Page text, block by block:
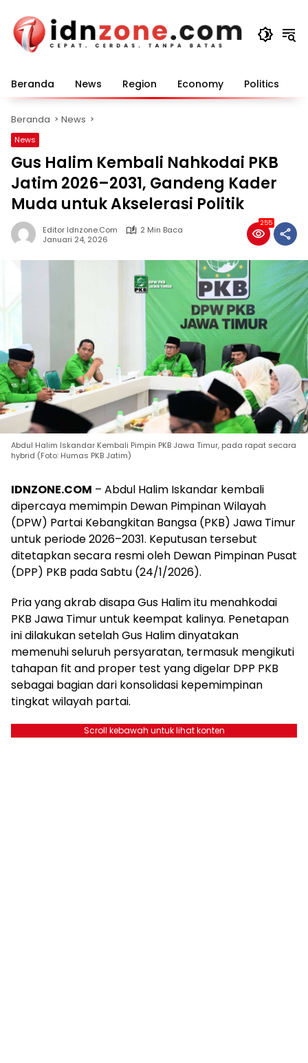
konten
Beranda News Region Economy Politics
Beranda News
News
Gus Halim Kembali Nahkodai PKB
Jatim 2026–2031, Gandeng Kader
Muda untuk Akselerasi Politik
Editor Idnzone.com
2 Min Baca
Januari 24, 2026
255
Abdul Halim Iskandar Kembali Pimpin PKB Jawa Timur, pada rapat secara
hybrid (Foto: Humas PKB Jatim)
IDNZONE.COM – Abdul Halim Iskandar kembali
dipercaya memimpin Dewan Pimpinan Wilayah
(DPW) Partai Kebangkitan Bangsa (PKB) Jawa Timur
untuk periode 2026–2031. Keputusan tersebut
ditetapkan secara resmi oleh Dewan Pimpinan Pusat
(DPP) PKB pada Sabtu (24/1/2026).
Pria yang akrab disapa Gus Halim itu menahkodai
PKB Jawa Timur untuk keempat kalinya. Penetapan
ini dilakukan setelah Gus Halim dinyatakan
memenuhi seluruh persyaratan, termasuk mengikuti
tahapan fit and proper test yang digelar DPP PKB
sebagai bagian dari konsolidasi kepemimpinan
tingkat wilayah partai.
Scroll kebawah untuk lihat konten